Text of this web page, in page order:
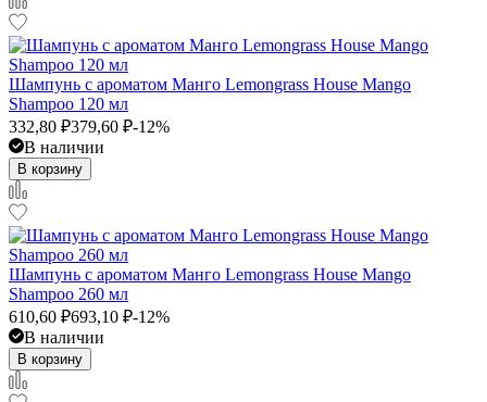
Шампунь с ароматом Манго Lemongrass House Mango
Shampoo 120 мл
332,80 ₽379,60 ₽-12%
В наличии
В корзину
Шампунь с ароматом Манго Lemongrass House Mango
Shampoo 260 мл
610,60 ₽693,10 ₽-12%
В наличии
В корзину